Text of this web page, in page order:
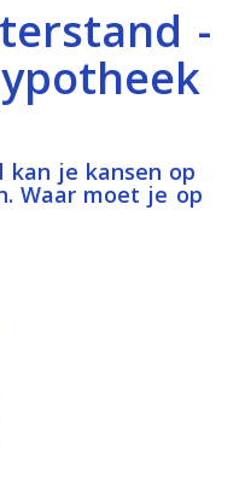
-
kan je kansen op
Waar moet je op